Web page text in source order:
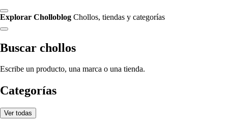
Explorar Cholloblog Chollos, tiendas y categorías
Buscar chollos
Escribe un producto, una marca o una tienda.
Categorías
Ver todas